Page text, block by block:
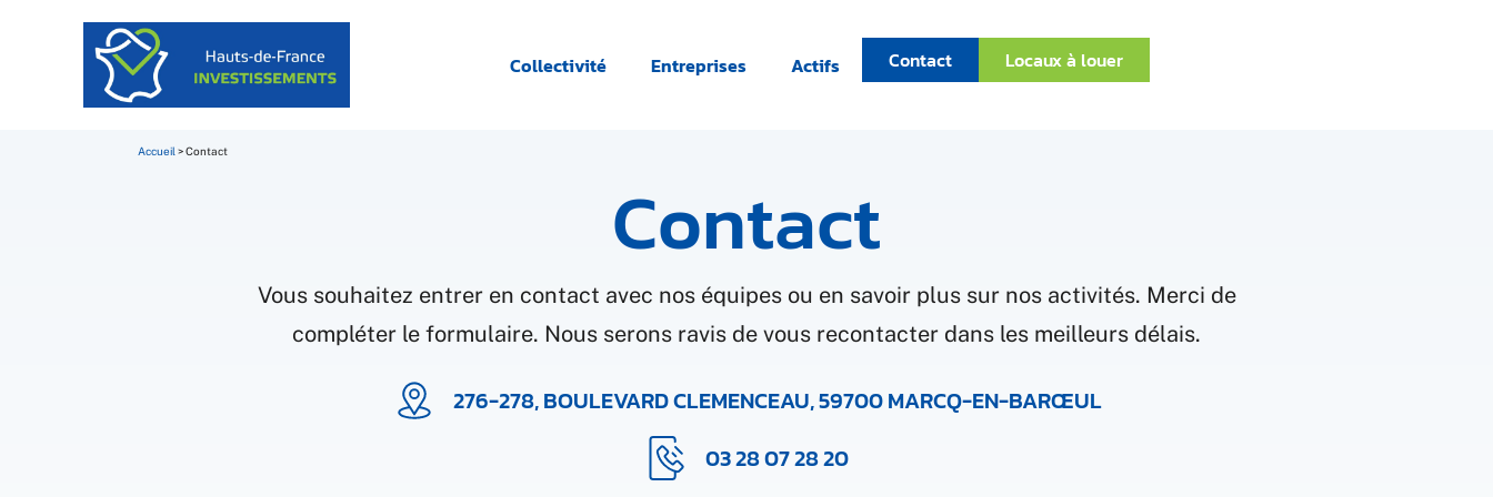
Collectivité Entreprises Actifs Contact Locaux à louer
Accueil >Contact
Contact
Vous souhaitez entrer en contact avec nos équipes ou en savoir plus sur nos activités. Merci de
compléter le formulaire. Nous serons ravis de vous recontacter dans les meilleurs délais.
276-278, BOULEVARD CLEMENCEAU, 59700 MARCQ-EN-BARŒUL
03 28 07 28 20